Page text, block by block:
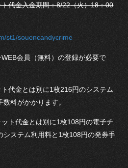
ト代金入金期間：8/22（火）18：00
st1/souencandycrime
WEB会員（無料）の登録が必要で
代金とは別に1枚216円のシステム
数料がかかります。
ト代金とは別に1枚108円の電子チ
システム利用料と 1枚108円の発券手